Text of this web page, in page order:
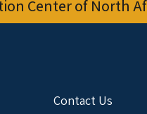
Center of North
Contact Us